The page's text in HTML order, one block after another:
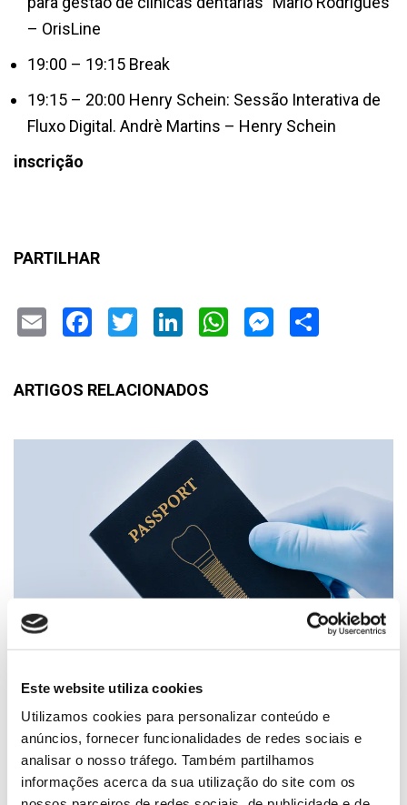
Este website utiliza cookies
Utilizamos cookies para personalizar conteúdo e
anúncios, fornecer funcionalidades de redes sociais e
analisar o nosso tráfego. Também partilhamos
informações acerca da sua utilização do site com os
– OrisLine
19:00 – 19:15 Break
19:15 – 20:00 Henry Schein: Sessão Interativa de
Fluxo Digital. Andrè Martins – Henry Schein
inscrição
PARTILHAR
EmailFacebook
TwitterLinkedInWhatsApp
ARTIGOS RELACIONADOS
12.01.2024
Passaporte de implante: Pode gerir
com o OrisDent Q